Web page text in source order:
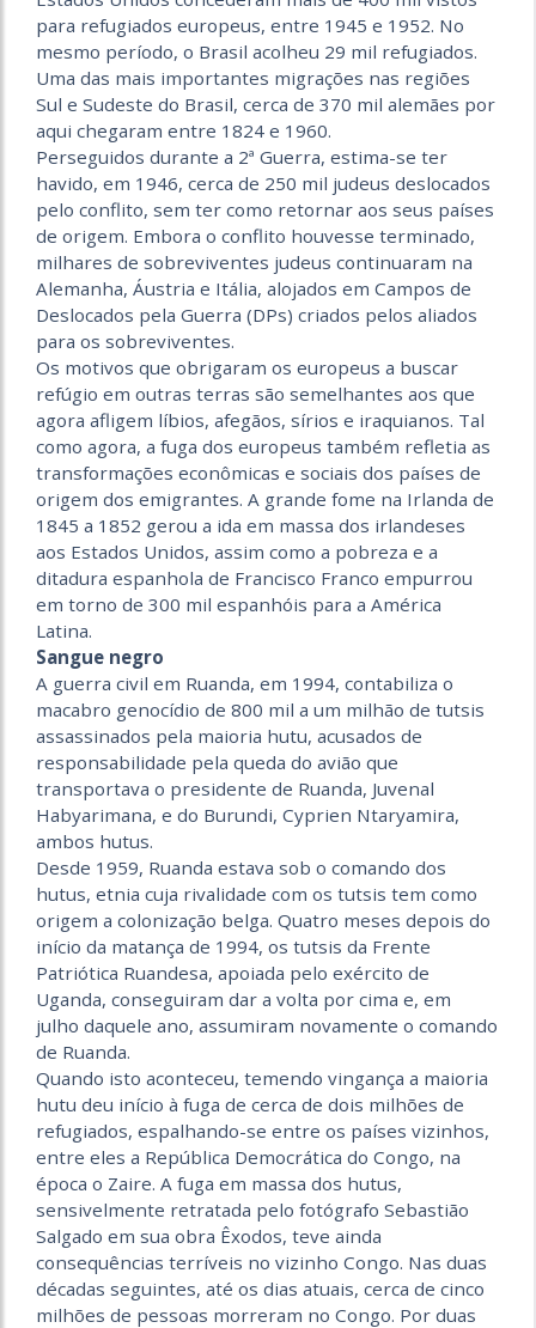
para refugiados europeus, entre 1945 e 1952. No
mesmo período, o Brasil acolheu 29 mil refugiados.
Uma das mais importantes migrações nas regiões
Sul e Sudeste do Brasil, cerca de 370 mil alemães por
aqui chegaram entre 1824 e 1960.
Perseguidos durante a 2ª Guerra, estima-se ter
havido, em 1946, cerca de 250 mil judeus deslocados
pelo conflito, sem ter como retornar aos seus países
de origem. Embora o conflito houvesse terminado,
milhares de sobreviventes judeus continuaram na
Alemanha, Áustria e Itália, alojados em Campos de
Deslocados pela Guerra (DPs) criados pelos aliados
para os sobreviventes.
Os motivos que obrigaram os europeus a buscar
refúgio em outras terras são semelhantes aos que
agora afligem líbios, afegãos, sírios e iraquianos. Tal
como agora, a fuga dos europeus também refletia as
transformações econômicas e sociais dos países de
origem dos emigrantes. A grande fome na Irlanda de
1845 a 1852 gerou a ida em massa dos irlandeses
aos Estados Unidos, assim como a pobreza e a
ditadura espanhola de Francisco Franco empurrou
em torno de 300 mil espanhóis para a América
Latina.
Sangue negro
A guerra civil em Ruanda, em 1994, contabiliza o
macabro genocídio de 800 mil a um milhão de tutsis
assassinados pela maioria hutu, acusados de
responsabilidade pela queda do avião que
transportava o presidente de Ruanda, Juvenal
Habyarimana, e do Burundi, Cyprien Ntaryamira,
ambos hutus.
Desde 1959, Ruanda estava sob o comando dos
hutus, etnia cuja rivalidade com os tutsis tem como
origem a colonização belga. Quatro meses depois do
início da matança de 1994, os tutsis da Frente
Patriótica Ruandesa, apoiada pelo exército de
Uganda, conseguiram dar a volta por cima e, em
julho daquele ano, assumiram novamente o comando
de Ruanda.
Quando isto aconteceu, temendo vingança a maioria
hutu deu início à fuga de cerca de dois milhões de
refugiados, espalhando-se entre os países vizinhos,
entre eles a República Democrática do Congo, na
época o Zaire. A fuga em massa dos hutus,
sensivelmente retratada pelo fotógrafo Sebastião
Salgado em sua obra Êxodos, teve ainda
consequências terríveis no vizinho Congo. Nas duas
décadas seguintes, até os dias atuais, cerca de cinco
milhões de pessoas morreram no Congo. Por duas